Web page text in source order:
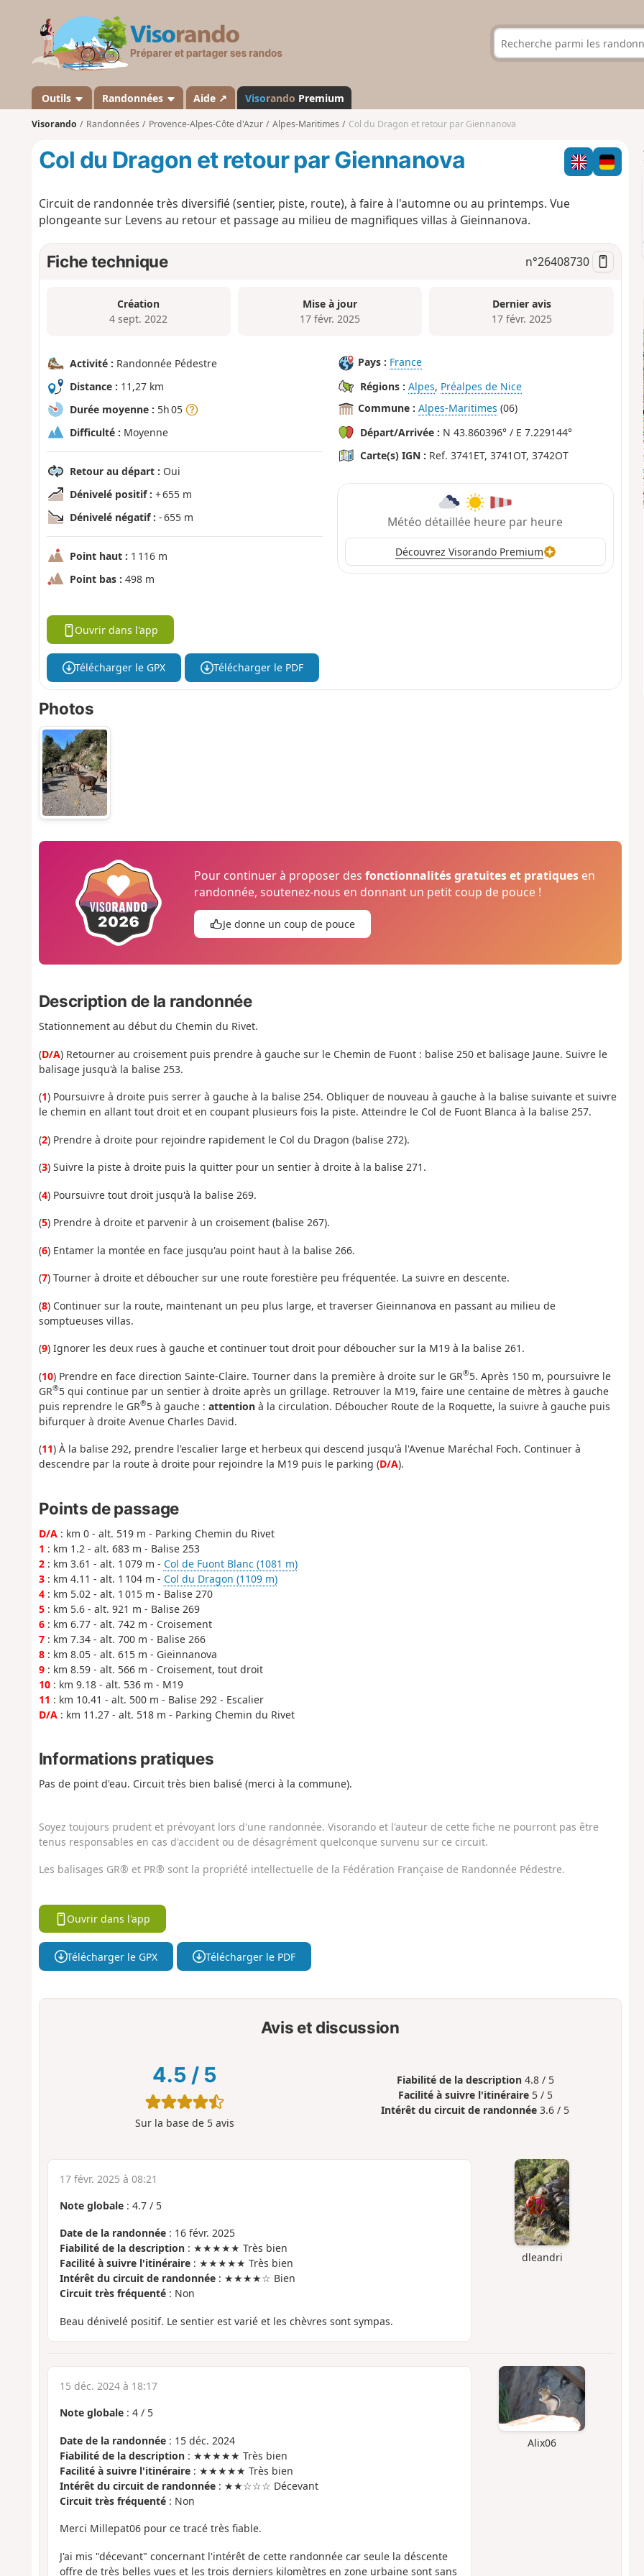
s
a
n
d
Outils Randonnées Aide ↗ Visorando Premium
Visorando Randonnées Provence-Alpes-Côte d'Azur Alpes-Maritimes Col du Dragon et retour par Giennanova
Col du Dragon et retour par Giennanova
Circuit de randonnée très diversifié (sentier, piste, route), à faire à l'automne ou au printemps. Vue
plongeante sur Levens au retour et passage au milieu de magnifiques villas à Gieinnanova.
Fiche technique n°26408730
Création
4 sept. 2022
Mise à jour
17 févr. 2025
Dernier avis
17 févr. 2025
Activité : Randonnée Pédestre
Distance : 11,27 km
Durée moyenne : 5h 05
Difficulté : Moyenne
Retour au départ : Oui
Dénivelé positif : + 655 m
Dénivelé négatif : - 655 m
Point haut : 1 116 m
Point bas : 498 m
Pays : France
Régions : Alpes, Préalpes de Nice
Commune : Alpes-Maritimes (06)
Départ/Arrivée : N 43.860396° / E 7.229144°
Carte(s) IGN : Ref. 3741ET, 3741OT, 3742OT
Météo détaillée heure par heure
Découvrez Visorando Premium
Ouvrir dans l'app
Télécharger le GPX Télécharger le PDF
Photos
Pour continuer à proposer desfonctionnalités gratuites et pratiques en
randonnée, soutenez-nous en donnant un petit coup de pouce !
Je donne un coup de pouce
Description de la randonnée
Stationnement au début du Chemin du Rivet.
(D/A) Retourner au croisement puis prendre à gauche sur le Chemin de Fuont : balise 250 et balisage Jaune. Suivre le
balisage jusqu'à la balise 253.
(1) Poursuivre à droite puis serrer à gauche à la balise 254. Obliquer de nouveau à gauche à la balise suivante et suivre
le chemin en allant tout droit et en coupant plusieurs fois la piste. Atteindre le Col de Fuont Blanca à la balise 257.
(2) Prendre à droite pour rejoindre rapidement le Col du Dragon (balise 272).
(3) Suivre la piste à droite puis la quitter pour un sentier à droite à la balise 271.
(4) Poursuivre tout droit jusqu'à la balise 269.
(5) Prendre à droite et parvenir à un croisement (balise 267).
(6) Entamer la montée en face jusqu'au point haut à la balise 266.
(7) Tourner à droite et déboucher sur une route forestière peu fréquentée. La suivre en descente.
(8) Continuer sur la route, maintenant un peu plus large, et traverser Gieinnanova en passant au milieu de
somptueuses villas.
(9) Ignorer les deux rues à gauche et continuer tout droit pour déboucher sur la M19 à la balise 261.
(10) Prendre en face direction Sainte-Claire. Tourner dans la première à droite sur le GR®5. Après 150 m, poursuivre le
GR®5 qui continue par un sentier à droite après un grillage. Retrouver la M19, faire une centaine de mètres à gauche
puis reprendre le GR®5 à gauche : attentionà la circulation. Déboucher Route de la Roquette, la suivre à gauche puis
bifurquer à droite Avenue Charles David.
(11) À la balise 292, prendre l'escalier large et herbeux qui descend jusqu'à l'Avenue Maréchal Foch. Continuer à
descendre par la route à droite pour rejoindre la M19 puis le parking (D/A).
Points de passage
D/A: km 0 - alt. 519 m - Parking Chemin du Rivet
1 : km 1.2 - alt. 683 m - Balise 253
2: km 3.61 - alt. 1 079 m - Col de Fuont Blanc (1081 m)
3: km 4.11 - alt. 1 104 m - Col du Dragon (1109 m)
4: km 5.02 - alt. 1 015 m - Balise 270
5: km 5.6 - alt. 921 m - Balise 269
6: km 6.77 - alt. 742 m - Croisement
7: km 7.34 - alt. 700 m - Balise 266
8: km 8.05 - alt. 615 m - Gieinnanova
9: km 8.59 - alt. 566 m - Croisement, tout droit
10: km 9.18 - alt. 536 m - M19
11 : km 10.41 - alt. 500 m - Balise 292 - Escalier
D/A: km 11.27 - alt. 518 m - Parking Chemin du Rivet
Informations pratiques
Pas de point d'eau. Circuit très bien balisé (merci à la commune).
Soyez toujours prudent et prévoyant lors d'une randonnée. Visorando et l'auteur de cette fiche ne pourront pas être
tenus responsables en cas d'accident ou de désagrément quelconque survenu sur ce circuit.
Les balisages GR® et PR® sont la propriété intellectuelle de la Fédération Française de Randonnée Pédestre.
Ouvrir dans l'app
Télécharger le GPX Télécharger le PDF
Avis et discussion
4.5 / 5
Sur la base de 5avis
Fiabilité de la description 4.8 / 5
Facilité à suivre l'itinéraire 5 / 5
Intérêt du circuit de randonnée 3.6 / 5
dleandri
17 févr. 2025 à 08:21
Note globale: 4.7/ 5
Date de la randonnée: 16 févr. 2025
Fiabilité de la description: ★★★★★ Très bien
Facilité à suivre l'itinéraire: ★★★★★ Très bien
Intérêt du circuit de randonnée: ★★★★☆ Bien
Circuit très fréquenté: Non
Beau dénivelé positif. Le sentier est varié et les chèvres sont sympas.
Alix06
15 déc. 2024 à 18:17
Note globale: 4/ 5
Date de la randonnée: 15 déc. 2024
Fiabilité de la description: ★★★★★ Très bien
Facilité à suivre l'itinéraire: ★★★★★ Très bien
Intérêt du circuit de randonnée: ★★☆☆☆ Décevant
Circuit très fréquenté: Non
Merci Millepat06 pour ce tracé très fiable.
J'ai mis "décevant" concernant l'intérêt de cette randonnée car seule la déscente
offre de très belles vues et les trois derniers kilomètres en zone urbaine sont sans